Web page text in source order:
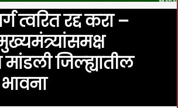
त्वरित रद्द करा –
जिल्ह्यातील